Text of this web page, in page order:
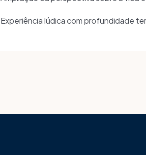
Experiência lúdica com profundidade